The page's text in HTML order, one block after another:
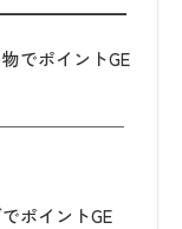
でポイントGE
ポイントGE